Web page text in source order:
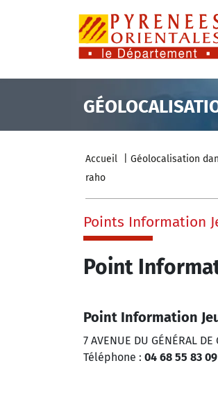
Accueil Géolocalisation
raho
Points Information
Point
Point Information
7 AVENUE DU GÉNÉRAL DE
Téléphone : 04 68 55 83 09